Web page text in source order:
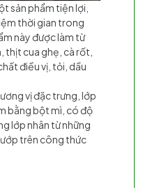
sản phẩm tiện lợi,
thời gian trong
này được làm từ
thịt cua ghẹ, cà rốt,
điều vị, tỏi, dầu
vị đặc trưng, lớp
bằng bột mì, có độ
lớp nhân từ những
trên công thức